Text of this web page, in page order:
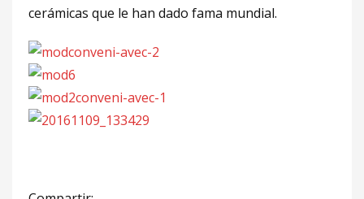
cerámicas que le han dado fama mundial.